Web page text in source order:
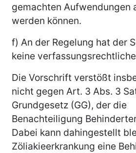
gemachten Aufwendungen
werden können.
f) An der Regelung hat der
keine
Die Vorschrift verstößt
nicht gegen Art. 3 Abs. 3
Grundgesetz (GG), der die
Benachteiligung
Dabei kann dahingestellt
Zöliakieerkrankung eine